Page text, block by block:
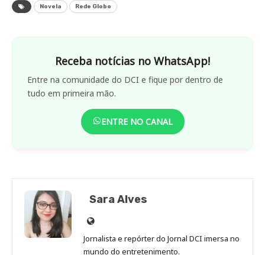
Novela Rede Globo
Receba notícias no WhatsApp!
Entre na comunidade do DCI e fique por dentro de
tudo em primeira mão.
ENTRE NO CANAL
Sara Alves
Site
de
Sara
Jornalista e repórter do Jornal DCI imersa no
mundo do entretenimento.